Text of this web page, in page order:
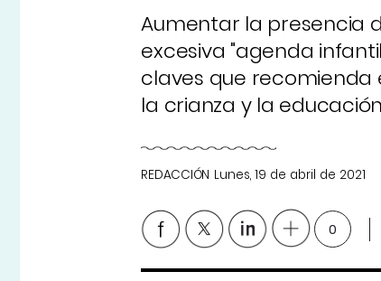
Aumentar la presencia
excesiva "agenda
claves que recomienda
la crianza y la
REDACCIÓN Lunes, 19 de abril de 2021
0